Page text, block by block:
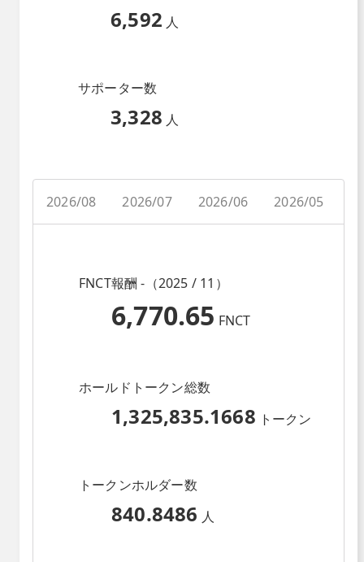
6,592 人
サポーター数
3,328 人
2026/08 2026/07 2026/06 2026/05
FNCT報酬 -（2025 / 11）
6,770.65 FNCT
ホールドトークン総数
1,325,835.1668 トークン
トークンホルダー数
840.8486 人